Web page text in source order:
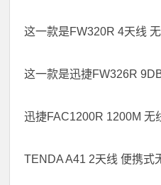
这一款是FW320R 4天线
这一款是迅捷FW326R
迅捷FAC1200R 1200M 无
TENDA A41 2天线 便携式